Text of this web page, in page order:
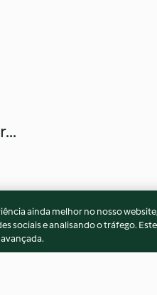
ainda melhor no nosso
sociais e analisando o tráfego.